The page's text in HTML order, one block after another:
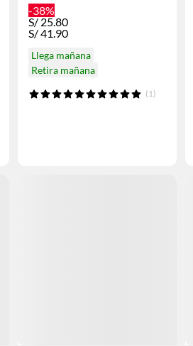
-38%
S/ 25.80
S/41.90
Llega mañana
Retira mañana
(1)